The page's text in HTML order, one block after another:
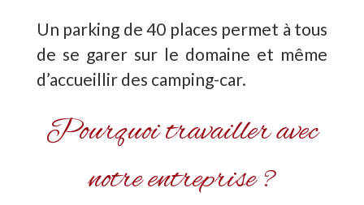
Un parking de 40 places permet à tous
de se garer sur le domaine et même
d’accueillir des camping-car.
Pourquoi travailler avec
notre entreprise ?